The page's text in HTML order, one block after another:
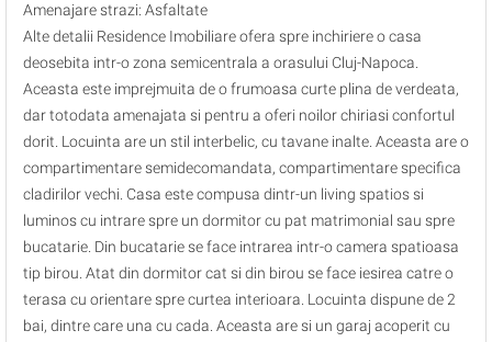
Amenajare strazi: Asfaltate
Alte detalii Residence Imobiliare ofera spre inchiriere o casa
deosebita intr-o zona semicentrala a orasului Cluj-Napoca.
Aceasta este imprejmuita de o frumoasa curte plina de verdeata,
dar totodata amenajata si pentru a oferi noilor chiriasi confortul
dorit. Locuinta are un stil interbelic, cu tavane inalte. Aceasta are o
compartimentare semidecomandata, compartimentare specifica
cladirilor vechi. Casa este compusa dintr-un living spatios si
luminos cu intrare spre un dormitor cu pat matrimonial sau spre
bucatarie. Din bucatarie se face intrarea intr-o camera spatioasa
tip birou. Atat din dormitor cat si din birou se face iesirea catre o
terasa cu orientare spre curtea interioara. Locuinta dispune de 2
bai, dintre care una cu cada. Aceasta are si un garaj acoperit cu